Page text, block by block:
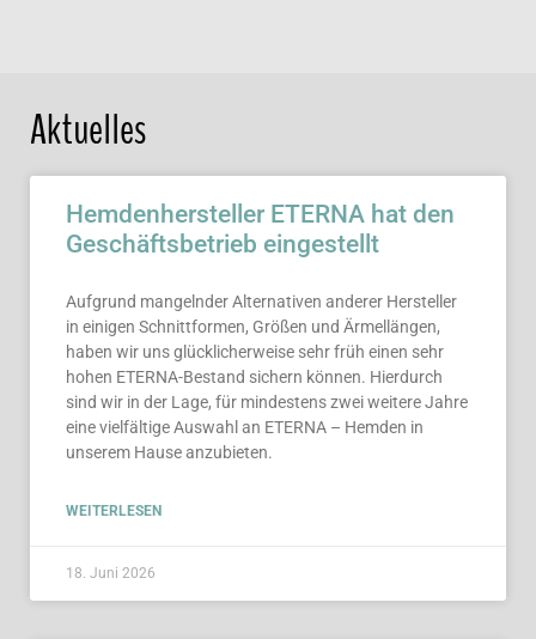
Aktuelles
Hemdenhersteller ETERNA hat den
Geschäftsbetrieb eingestellt
Aufgrund mangelnder Alternativen anderer Hersteller
in einigen Schnittformen, Größen und Ärmellängen,
haben wir uns glücklicherweise sehr früh einen sehr
hohen ETERNA-Bestand sichern können. Hierdurch
sind wir in der Lage, für mindestens zwei weitere Jahre
eine vielfältige Auswahl an ETERNA – Hemden in
unserem Hause anzubieten.
WEITERLESEN
18. Juni 2026